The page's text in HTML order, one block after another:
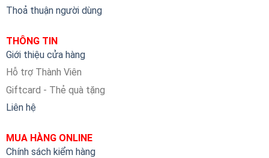
Thoả thuận người dùng
THÔNG TIN
Giới thiệu cửa hàng
Hỗ trợ Thành Viên
Giftcard - Thẻ quà tặng
Liên hệ
MUA HÀNG ONLINE
Chính sách kiểm hàng